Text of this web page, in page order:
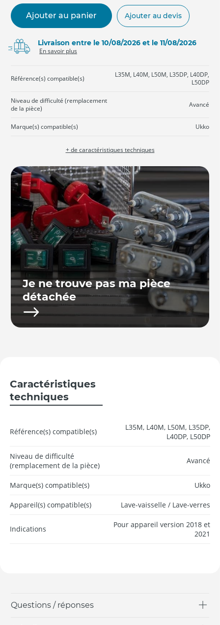
Ajouter au panier Ajouter au devis
Livraison entre le 10/08/2026 et le 11/08/2026
En savoir plus
Référence(s) compatible(s)
L35M, L40M, L50M, L35DP, L40DP,
L50DP
Niveau de difficulté (remplacement
de la pièce)
Avancé
Marque(s) compatible(s) Ukko
+ de caractéristiques techniques
Je ne trouve pas ma pièce
détachée
Questions / réponses
Caractéristiques
techniques
Référence(s) compatible(s)
L35M, L40M, L50M, L35DP,
L40DP, L50DP
Niveau de difficulté
(remplacement de la pièce)
Avancé
Marque(s) compatible(s) Ukko
Appareil(s) compatible(s) Lave-vaisselle / Lave-verres
Indications
Pour appareil version 2018 et
2021